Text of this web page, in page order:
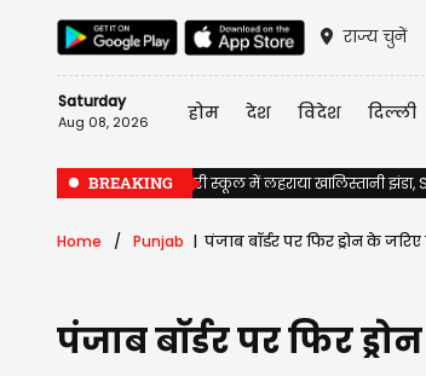
राज्य चुनें
Saturday
Aug 08, 2026 होम देश विदेश दिल्ली
BREAKING
Jalandhar के सरकारी स्कूल में लहराया खालिस्तानी
Home Punjab पंजाब बॉर्डर पर फिर ड्रोन के
पंजाब बॉर्डर पर फिर